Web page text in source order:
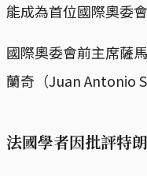
能成為首位國際奧委
國際奧委會前主席薩
蘭奇（Juan Antonio
法國學者因批評特